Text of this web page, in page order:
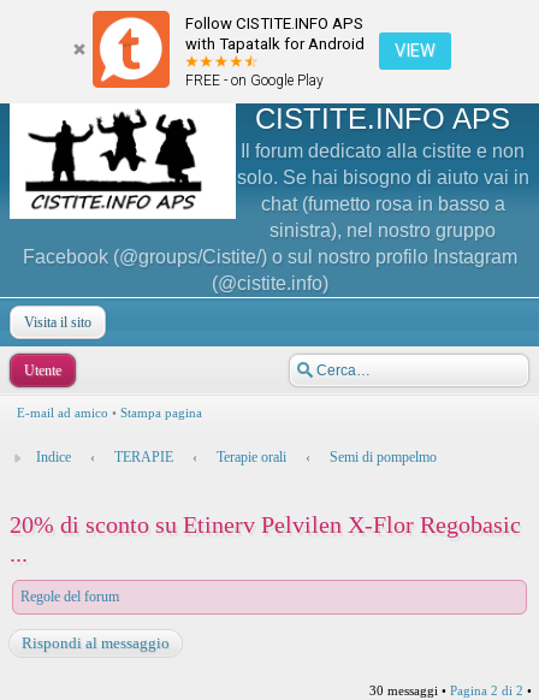
Follow CISTITE.INFO APS
with Tapatalk for Android
FREE - on Google Play
VIEW
CISTITE.INFO APS
Il forum dedicato alla cistite e non
solo. Se hai bisogno di aiuto vai in
chat (fumetto rosa in basso a
sinistra), nel nostro gruppo
Facebook (@groups/Cistite/) o sul nostro profilo Instagram
(@cistite.info)
Visita il sito
Utente
E-mail ad amico • Stampa pagina
Indice ‹ TERAPIE ‹ Terapie orali ‹ Semi di pompelmo
20% di sconto su Etinerv Pelvilen X-Flor Regobasic
...
Regole del forum
Rispondi al messaggio
30 messaggi • Pagina 2 di 2 •